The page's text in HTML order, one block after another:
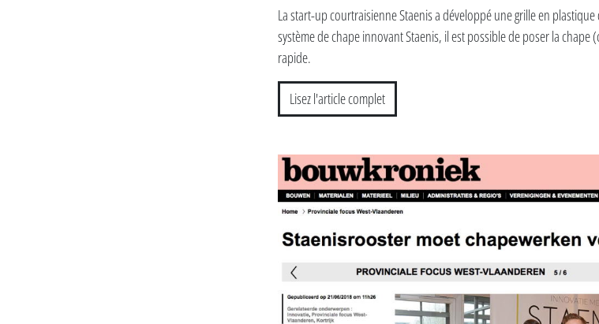
La start-up courtraisienne Staenis a développé une grille en
système de chape innovant Staenis, il est possible de poser la
rapide.
Lisez l'article complet